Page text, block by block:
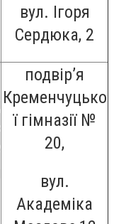
вул. Ігоря
Сердюка, 2
подвір’я
Кременчуцько
ї гімназії №
20,
вул.
Академіка